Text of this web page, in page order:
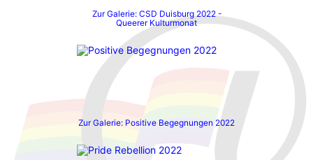
Zur Galerie: CSD Duisburg 2022 -
Queerer Kulturmonat
Zur Galerie: Positive Begegnungen 2022